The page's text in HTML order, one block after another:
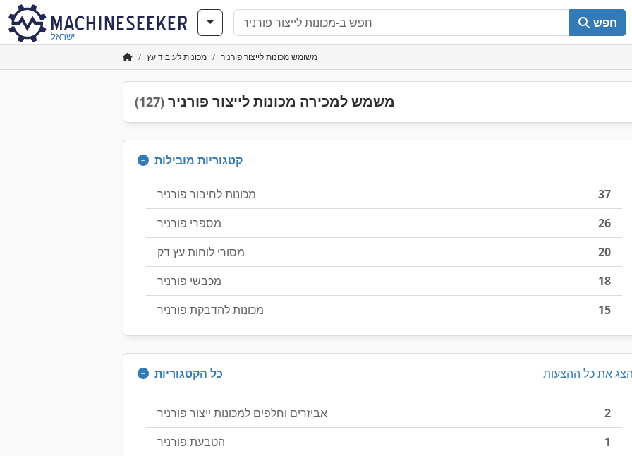
ישראל
חפש
מכונות לעיבוד עץ משומש מכונות לייצור פורניר
משמש למכירה מכונות לייצור פורניר (127)
קטגוריות מובילות
מכונות לחיבור פורניר
37
מספרי פורניר
26
מסורי לוחות עץ דק
20
מכבשי פורניר
18
מכונות להדבקת פורניר
15
כל הקטגוריות את כל ההצעות
אביזרים וחלפים למכונות ייצור פורניר
2
הטבעת פורניר
1